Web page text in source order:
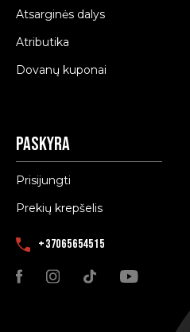
Atsarginės dalys
Atributika
Dovanų kuponai
Paskyra
Prisijungti
Prekių krepšelis
+37065654515